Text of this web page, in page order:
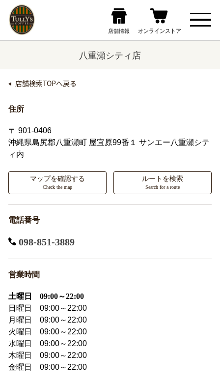
八重瀬シティ店
店舗検索TOPへ戻る
住所
〒 901-0406
沖縄県島尻郡八重瀬町 屋宜原99番１ サンエー八重瀬シテ
ィ内
マップを確認する
Check the map
ルートを検索
Search for a route
電話番号
098-851-3889
営業時間
土曜日 09:00～22:00
日曜日 09:00～22:00
月曜日 09:00～22:00
火曜日 09:00～22:00
水曜日 09:00～22:00
木曜日 09:00～22:00
金曜日 09:00～22:00